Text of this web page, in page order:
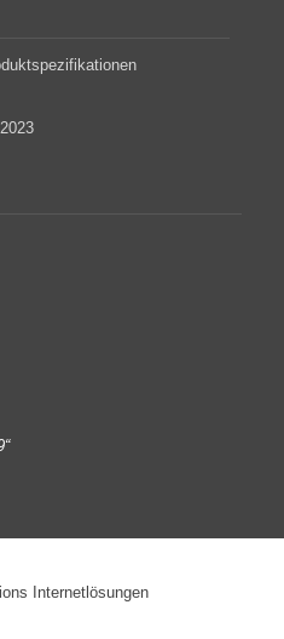
Internetlösungen